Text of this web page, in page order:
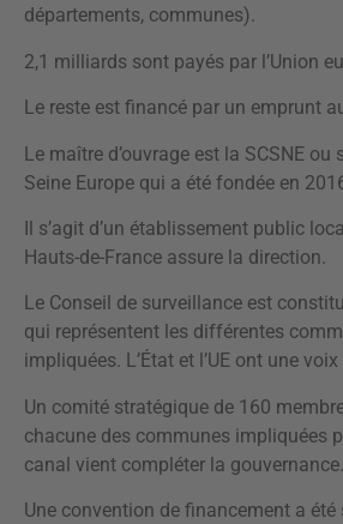
départements, communes).
2,1 milliards sont payés par l’Union
Le reste est financé par un emprunt
Le maître d’ouvrage est la SCSNE ou
Seine Europe qui a été fondée en
Il s’agit d’un établissement public
Hauts-de-France assure la direction.
Le Conseil de surveillance est
qui représentent les différentes
impliquées. L’État et l’UE ont une
Un comité stratégique de 160
chacune des communes impliquées
canal vient compléter la gouvernance.
Une convention de financement a